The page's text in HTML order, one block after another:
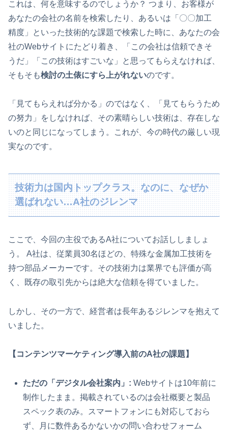
これは、何を意味するのでしょうか？ つまり、お客様が
あなたの会社の名前を検索したり、あるいは「〇〇加工
精度」といった技術的な課題で検索した時に、あなたの会
社のWebサイトにたどり着き、「この会社は信頼できそ
うだ」「この技術はすごいな」と思ってもらえなければ、
そもそも検討の土俵にすら上がれないのです。
「見てもらえれば分かる」のではなく、「見てもらうため
の努力」をしなければ、その素晴らしい技術は、存在しな
いのと同じになってしまう。これが、今の時代の厳しい現
実なのです。
技術力は国内トップクラス。なのに、なぜか
選ばれない…A社のジレンマ
ここで、今回の主役であるA社についてお話ししましょ
う。 A社は、従業員30名ほどの、特殊な金属加工技術を
持つ部品メーカーです。その技術力は業界でも評価が高
く、既存の取引先からは絶大な信頼を得ていました。
しかし、その一方で、経営者は長年あるジレンマを抱えて
いました。
【コンテンツマーケティング導入前のA社の課題】
ただの「デジタル会社案内」: Webサイトは10年前に
制作したまま。掲載されているのは会社概要と製品
スペック表のみ。スマートフォンにも対応しておら
ず、月に数件あるかないかの問い合わせフォーム